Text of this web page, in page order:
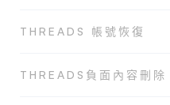
THREADS 帳號恢復
THREADS負面內容刪除